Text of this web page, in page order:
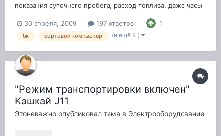
показания суточного пробега, расход топлива, даже часы
происходит после отключения питания. вообще такое
может быть или чего-то перенастроить надо?
30 апреля, 2009 197 ответов 1
бк бортовой компьютер (и ещё 4 )
"Режим транспортировки включен"
Кашкай J11
Этоневажно опубликовал тема в Электрооборудование